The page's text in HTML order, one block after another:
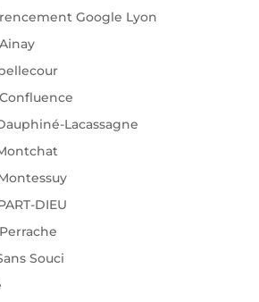
Google Lyon
Lacassagne
DIEU
Souci